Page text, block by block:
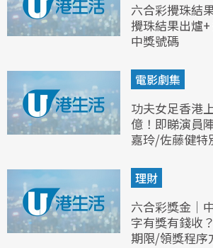
六合彩攪珠結
攪珠結果出爐
中獎號碼
電影劇集
功夫女足香港
億！即睇演員
嘉玲/佐藤健特
理財
六合彩獎金｜
字有獎有錢收
期限/領獎程序